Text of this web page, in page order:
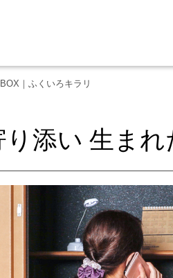
｜ふくいろキラリ
添い 生ま